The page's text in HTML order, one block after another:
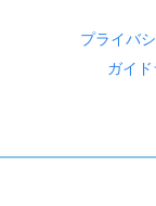
プライバ
ガイ